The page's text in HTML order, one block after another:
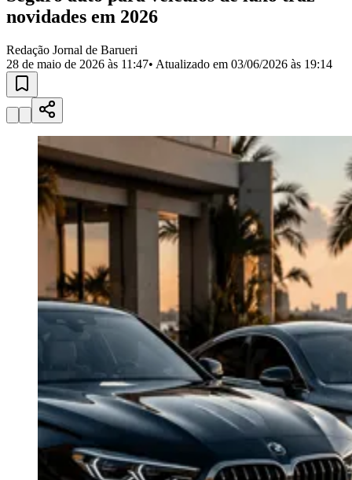
JubranBelvalBethavilleBoa
VistaCalifórniaCarapicuíbaCentroChácaras MarcoCidades da
Região
Militar
Califórnia Jardim dos Altos
Esperança Jardim Graziela
MutingaJardim Paraíso Jardim PaulistaJardim Reginalice
Jardim São PedroJardim São Silvestre Jardim Silveira
Jardim TupanciMutinga Nova Aldeinha
Parque dos
Camargos
Parque Imperial Parque Santa LuziaParque VianaPirapora
do Bom JesusRecanto Phrynéa
Santana de
ParnaíbaSilveira Vale do SolVila BarrosVila Boa Vista
Vila
Vila Engenho Novo Vila Márcia
Vila Nossa Sra. da
Anuncie no Portal
Guia de Empresas
Divulgar VagasNovo
Publicidade Legal
Negócios Regionais
Segurança Regional
Hospitais Estaduais
Parques & Represas
Cidades da Região
Santana de ParnaíbaOsasco ItapeviCotia Pirapora
AraçariguamaCajamarCaieirasFranco da
novidades em 2026
Redação Jornal de Barueri
28 de maio de 2026 às 11:47• Atualizado em 03/06/2026 às 19:14